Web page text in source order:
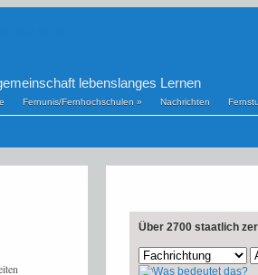
lebenslanges Lernen
Fernunis/Fernhochschulen » Nachrichten
Über 2700 staatlich